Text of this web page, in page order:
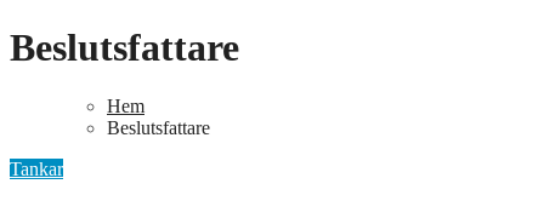
Beslutsfattare
Hem
Beslutsfattare
Tankar